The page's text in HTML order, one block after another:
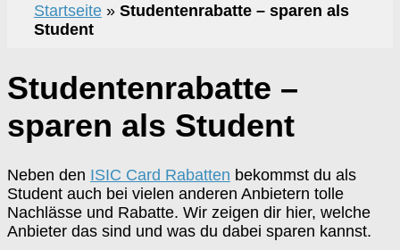
Startseite » Studentenrabatte – sparen als
Student
Studentenrabatte –
sparen als Student
Neben den ISIC Card Rabatten bekommst du als
Student auch bei vielen anderen Anbietern tolle
Nachlässe und Rabatte. Wir zeigen dir hier, welche
Anbieter das sind und was du dabei sparen kannst.